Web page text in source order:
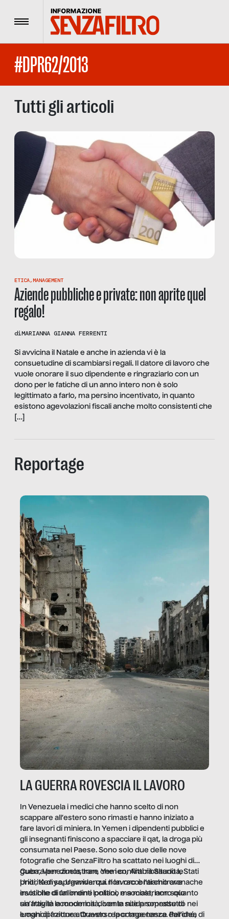
Menu
#DPR62/2013
Tutti gli articoli
ETICA,MANAGEMENT
Aziende pubbliche e private: non aprite quel
regalo!
diMARIANNA GIANNA FERRENTI
Si avvicina il Natale e anche in azienda vi è la
consuetudine di scambiarsi regali. Il datore di lavoro che
vuole onorare il suo dipendente e ringraziarlo con un
dono per le fatiche di un anno intero non è solo
legittimato a farlo, ma persino incentivato, in quanto
esistono agevolazioni fiscali anche molto consistenti che
[…]
Reportage
LA GUERRA ROVESCIA IL LAVORO
In Venezuela i medici che hanno scelto di non
scappare all’estero sono rimasti e hanno iniziato a
fare lavori di miniera. In Yemen i dipendenti pubblici e
gli insegnanti finiscono a spacciare il qat, la droga più
consumata nel Paese. Sono solo due delle nove
fotografie che SenzaFiltro ha scattato nei luoghi di
guerra per dimostrare che i conflitti ribaltano le
priorità di sopravvivenza. Il lavoro è l’architrave
invisibile di un ordine politico e sociale, non solo
un’attività economica: diventa nitida soprattutto nei
luoghi di frattura. Questo reportage nasce dall’idea
Cuba, Venezuela, Iran, Yemen, Arabia Saudita, Stati
Uniti, Kenya, Uganda: qui non raccontiamo cronache
esotiche di fallimenti lontani, ma mostriamo quanto
sia fragile la modernità, con le sue promesse di
emancipazione attraverso la competenza. Perché, di